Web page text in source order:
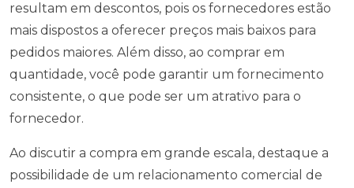
resultam em descontos, pois os fornecedores estão
mais dispostos a oferecer preços mais baixos para
pedidos maiores. Além disso, ao comprar em
quantidade, você pode garantir um fornecimento
consistente, o que pode ser um atrativo para o
fornecedor.
Ao discutir a compra em grande escala, destaque a
possibilidade de um relacionamento comercial de